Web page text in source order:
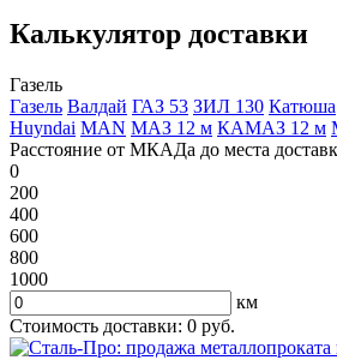
Калькулятор доставки
Газель
Газель Валдай ГАЗ 53 ЗИЛ 130 Катюша
Huyndai MAN МАЗ 12 м КАМАЗ 12 м
Расстояние от МКАДа до места
0
200
400
600
800
1000
км
Стоимость доставки: 0 руб.